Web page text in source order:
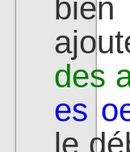
des
es
le